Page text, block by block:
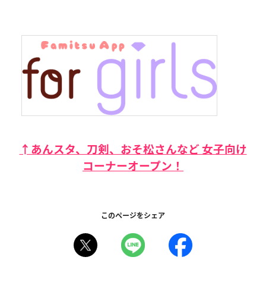
↑あんスタ、刀剣、おそ松さんなど 女子向け
コーナーオープン！
このページをシェア